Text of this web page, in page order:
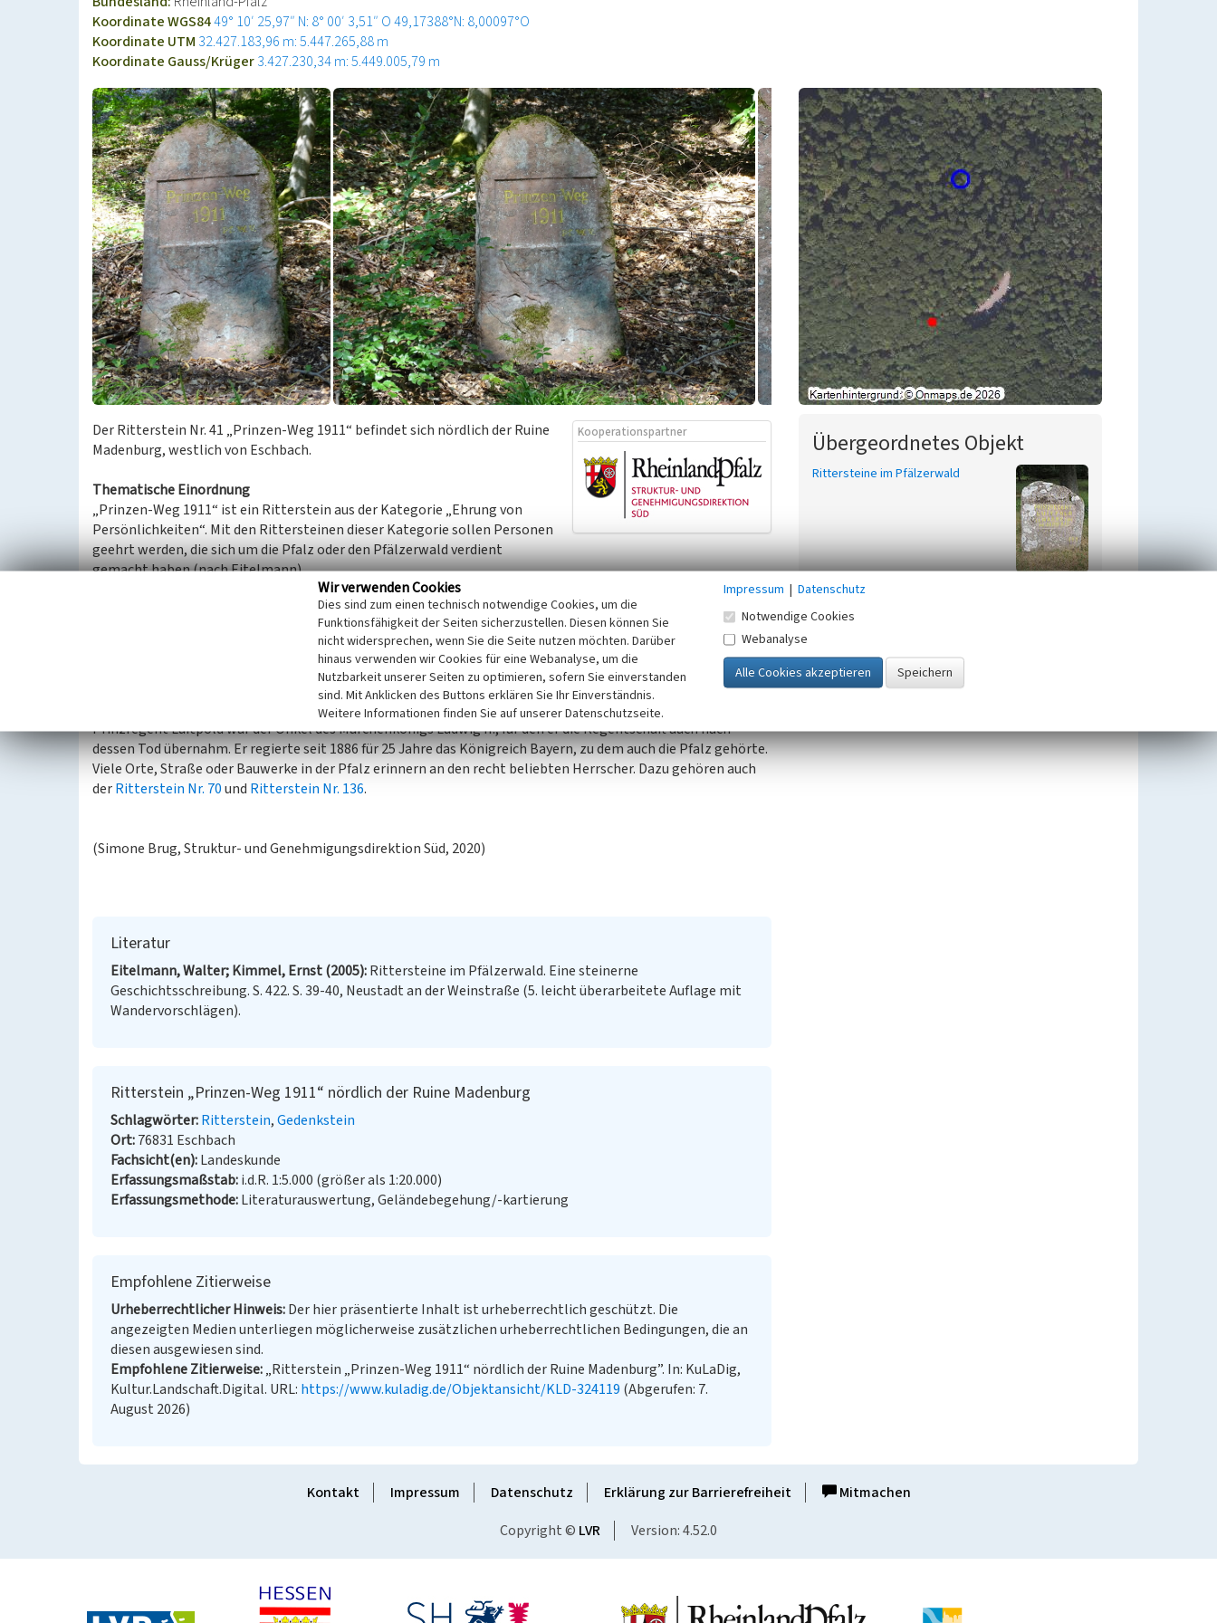
Koordinate WGS8449° 10′ 25,97″ N: 8° 00′ 3,51″ O49,17388°N: 8,00097°O
Koordinate UTM 32.427.183,96 m: 5.447.265,88 m
Koordinate Gauss/Krüger3.427.230,34 m: 5.449.005,79 m
Kooperationspartner
Der Ritterstein Nr. 41 „Prinzen-Weg 1911“ befindet sich nördlich der Ruine
Madenburg, westlich von Eschbach.
Thematische Einordnung
„Prinzen-Weg 1911“ ist ein Ritterstein aus der Kategorie „Ehrung von
Persönlichkeiten“. Mit den Rittersteinen dieser Kategorie sollen Personen
geehrt werden, die sich um die Pfalz oder den Pfälzerwald verdient
gemacht haben (nach Eitelmann).
1889 besuchte Prinzregent Luitpold von Bayern (1821-1912( die Madenburg. Ihm zu Ehren wurde der Weg
angelegt. Da in den folgenden Jahren immer wieder Wittelsbacher Prinzen die Madenburg besuchten und
eben diesen Weg nutzten, wurde er als Prinzenweg benannt (Eitelmann 2005, S.40). DIe Abkürzung „Pf.W.V.“
Prinzregent Luitpold war der Onkel des Märchenkönigs Ludwig II., für den er die Regentschaft auch nach
dessen Tod übernahm. Er regierte seit 1886 für 25 Jahre das Königreich Bayern, zu dem auch die Pfalz gehörte.
Viele Orte, Straße oder Bauwerke in der Pfalz erinnern an den recht beliebten Herrscher. Dazu gehören auch
derRitterstein Nr. 70und Ritterstein Nr. 136.
(Simone Brug, Struktur- und Genehmigungsdirektion Süd, 2020)
Literatur
Eitelmann, Walter; Kimmel, Ernst (2005) Rittersteine im Pfälzerwald. Eine steinerne
Geschichtsschreibung. S. 422. S. 39-40, Neustadt an der Weinstraße (5. leicht überarbeitete Auflage mit
Wandervorschlägen).
Ritterstein „Prinzen-Weg 1911“ nördlich der Ruine Madenburg
Schlagwörter Ritterstein Gedenkstein
Ort 76831 Eschbach
Fachsicht(en) Landeskunde
Erfassungsmaßstab i.d.R. 1:5.000 (größer als 1:20.000)
Erfassungsmethode Literaturauswertung, Geländebegehung/-kartierung
Empfohlene Zitierweise
Urheberrechtlicher Hinweis Der hier präsentierte Inhalt ist urheberrechtlich geschützt. Die
angezeigten Medien unterliegen möglicherweise zusätzlichen urheberrechtlichen Bedingungen, die an
diesen ausgewiesen sind.
Empfohlene Zitierweise „Ritterstein „Prinzen-Weg 1911“ nördlich der Ruine Madenburg”. In: KuLaDig,
Kultur.Landschaft.Digital. URL: https://www.kuladig.de/Objektansicht/KLD-324119 (Abgerufen: 7.
August 2026)
Übergeordnetes Objekt
Rittersteine im Pfälzerwald
Kontakt Impressum Datenschutz Erklärung zur Barrierefreiheit
Mitmachen
Copyright © LVR Version: 4.52.0
Wir verwenden Cookies
Dies sind zum einen technisch notwendige Cookies, um die
Funktionsfähigkeit der Seiten sicherzustellen. Diesen können Sie
nicht widersprechen, wenn Sie die Seite nutzen möchten. Darüber
hinaus verwenden wir Cookies für eine Webanalyse, um die
Nutzbarkeit unserer Seiten zu optimieren, sofern Sie einverstanden
sind. Mit Anklicken des Buttons erklären Sie Ihr Einverständnis.
Weitere Informationen finden Sie auf unserer Datenschutzseite.
Impressum | Datenschutz
Notwendige Cookies
Webanalyse